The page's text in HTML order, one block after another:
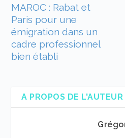
MAROC : Rabat et
Paris pour une
émigration dans un
cadre professionnel
bien établi
A PROPOS DE L'AUTEUR